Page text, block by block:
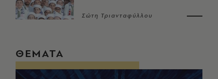
Σώτη Τριανταφύλλου
ΘΕΜΑΤΑ